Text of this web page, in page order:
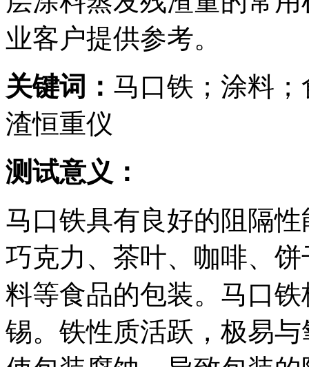
业客户提供参考。
关键词： 马口铁；涂料
渣恒重仪
测试意义：
马口铁具有良好的阻隔
巧克力、茶叶、咖啡、
料等食品的包装。马口
锡。铁性质活跃，极易